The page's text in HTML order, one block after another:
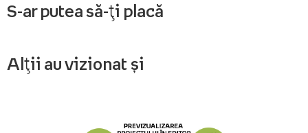
S-ar putea să-ți placă
Alții au vizionat și